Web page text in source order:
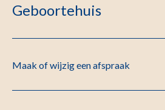
Geboortehuis
Maak of wijzig een afspraak